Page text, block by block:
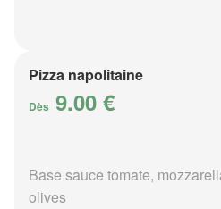
Pizza napolitaine
Dès 9.00 €
Base sauce tomate,
olives